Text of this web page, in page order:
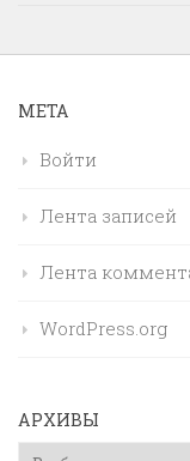
МЕТА
Войти
Лента записей
Лента
WordPress.org
АРХИВЫ
Архивы